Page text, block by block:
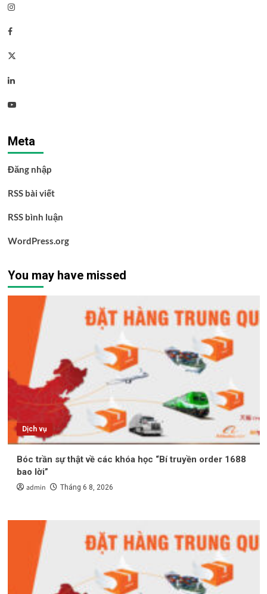
Instagram
Facebook
Twitter
Linkedin
Youtube
Meta
Đăng nhập
RSS bài viết
RSS bình luận
WordPress.org
You may have missed
Dịch vụ
Bóc trần sự thật về các khóa học “Bí truyền order 1688
bao lời”
admin Tháng 6 8, 2026